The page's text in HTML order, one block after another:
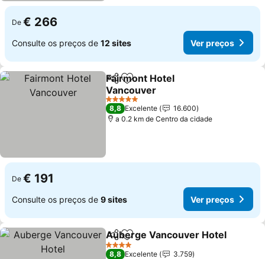
De € 266
Consulte os preços de 12 sites Ver preços
PartilharAdicionar aos favoritos
Fairmont Hotel
Vancouver
5 Estrelas
8,8 Excelente
16.600
a 0.2 km de Centro da cidade
De € 191
Consulte os preços de 9 sites Ver preços
PartilharAdicionar aos favoritos
Auberge Vancouver Hotel
4 Estrelas
8,8 Excelente
3.759